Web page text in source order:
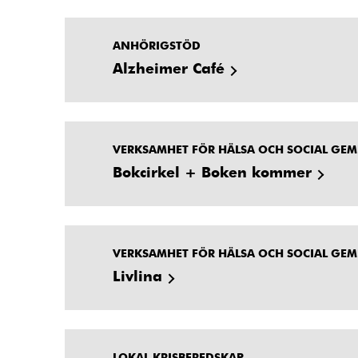
ANHÖRIGSTÖD
Alzheimer Café
VERKSAMHET FÖR HÄLSA OCH SOCIAL
Bokcirkel + Boken kommer
VERKSAMHET FÖR HÄLSA OCH SOCIAL
Livlina